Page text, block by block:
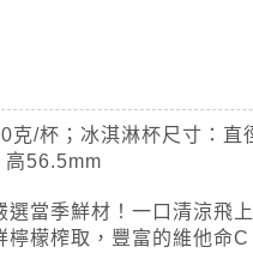
克/杯；冰淇淋杯尺寸：直
高56.5mm
選當季鮮材！一口清涼飛
檸檬榨取，豐富的維他命C